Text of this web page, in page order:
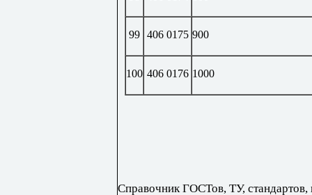
99 406 0175 900
100 406 0176 1000
Справочник ГОСТов, ТУ,